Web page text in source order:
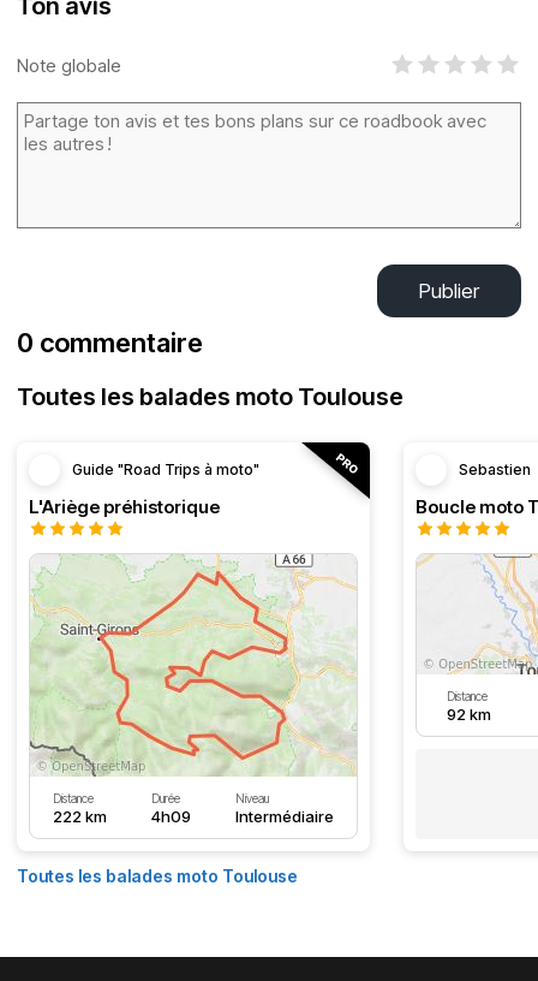
Ton avis
Note globale
Publier
0 commentaire
Toutes les balades moto Toulouse
Guide "Road Trips à moto"
L'Ariège préhistorique
Distance
222 km
Durée
4h09
Niveau
Intermédiaire
Sebastien
Distance
92 km
Toutes les balades moto Toulouse